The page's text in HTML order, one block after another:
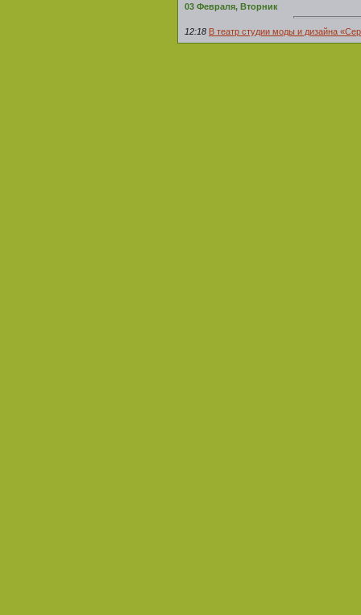
03 Февраля, Вторник
12:18 В театр студии моды и дизайна